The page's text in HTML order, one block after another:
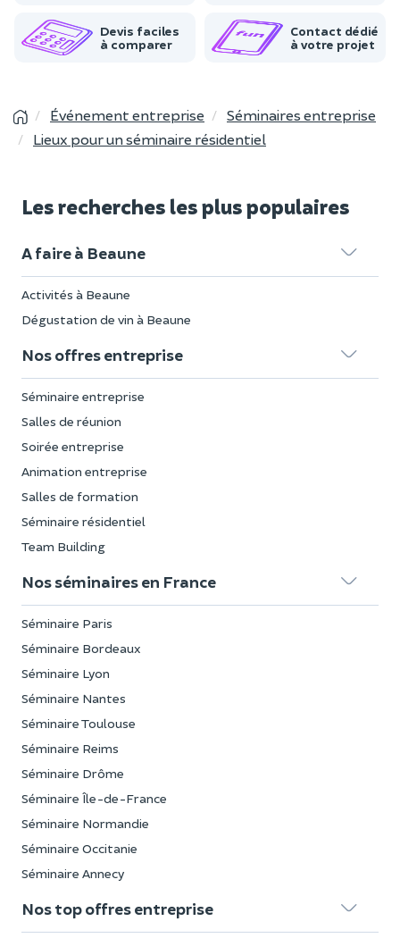
Devis faciles
à comparer
Contact dédié
à votre projet
Événement entreprise
Séminaires entreprise
Lieux pour un séminaire résidentiel
Les recherches les plus populaires
A faire à Beaune
Activités à Beaune
Dégustation de vin à Beaune
Nos offres entreprise
Séminaire entreprise
Salles de réunion
Soirée entreprise
Animation entreprise
Salles de formation
Séminaire résidentiel
Team Building
Nos séminaires en France
Séminaire Paris
Séminaire Bordeaux
Séminaire Lyon
Séminaire Nantes
Séminaire Toulouse
Séminaire Reims
Séminaire Drôme
Séminaire Île-de-France
Séminaire Normandie
Séminaire Occitanie
Séminaire Annecy
Nos top offres entreprise